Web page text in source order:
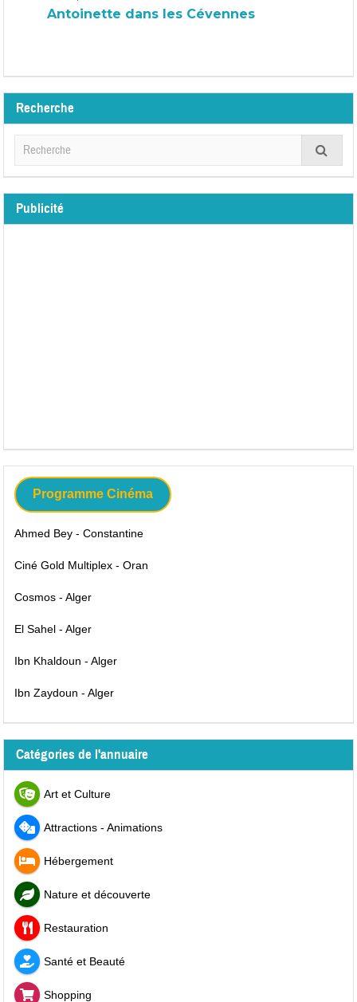
Antoinette dans les Cévennes
Recherche
Publicité
Programme Cinéma
Ahmed Bey - Constantine
Ciné Gold Multiplex - Oran
Cosmos - Alger
El Sahel - Alger
Ibn Khaldoun - Alger
Ibn Zaydoun - Alger
Catégories de l'annuaire
Art et Culture
Attractions - Animations
Hébergement
Nature et découverte
Restauration
Santé et Beauté
Shopping